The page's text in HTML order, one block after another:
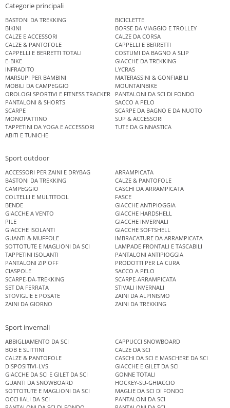
Categorie principali
BASTONI DA TREKKING
BICICLETTE
BIKINI
BORSE DA VIAGGIO E TROLLEY
CALZE E ACCESSORI
CALZE DA CORSA
CALZE & PANTOFOLE
CAPPELLI E BERRETTI
CAPPELLI E BERRETTI TOTALI
COSTUMI DA BAGNO A SLIP
E-BIKE
GIACCHE DA TREKKING
INFRADITO
LYCRAS
MARSUPI PER BAMBINI
MATERASSINI & GONFIABILI
MOBILI DA CAMPEGGIO
MOUNTAINBIKE
OROLOGI SPORTIVI E FITNESS TRACKER
PANTALONI DA SCI DI FONDO
PANTALONI & SHORTS
SACCO A PELO
SCARPE
SCARPE DA BAGNO E DA NUOTO
MONOPATTINO
SUP & ACCESSORI
TAPPETINI DA YOGA E ACCESSORI
TUTE DA GINNASTICA
ABITI E TUNICHE
Sport outdoor
ACCESSORI PER ZAINI E DRYBAG
ARRAMPICATA
BASTONI DA TREKKING
CALZE & PANTOFOLE
CAMPEGGIO
CASCHI DA ARRAMPICATA
COLTELLI E MULTITOOL
FASCE
BENDE
GIACCHE ANTIPIOGGIA
GIACCHE A VENTO
GIACCHE HARDSHELL
PILE
GIACCHE INVERNALI
GIACCHE ISOLANTI
GIACCHE SOFTSHELL
GUANTI & MUFFOLE
IMBRACATURE DA ARRAMPICATA
SOTTOTUTE E MAGLIONI DA SCI
LAMPADE FRONTALI E TASCABILI
TAPPETINI ISOLANTI
PANTALONI ANTIPIOGGIA
PANTALONI ZIP OFF
PRODOTTI PER LA CURA
CIASPOLE
SACCO A PELO
SCARPE-DA-TREKKING
SCARPE-ARRAMPICATA
SET DA FERRATA
STIVALI INVERNALI
STOVIGLIE E POSATE
ZAINI DA ALPINISMO
ZAINI DA GIORNO
ZAINI DA TREKKING
Sport invernali
ABBIGLIAMENTO DA SCI
CAPPUCCI SNOWBOARD
BOB E SLITTINI
CALZE DA SCI
CALZE & PANTOFOLE
CASCHI DA SCI E MASCHERE DA SCI
DISPOSITIVI-LVS
GIACCHE E GILET DA SCI
GIACCHE DA SCI E GILET DA SCI
GONNE TOTALI
GUANTI DA SNOWBOARD
HOCKEY-SU-GHIACCIO
SOTTOTUTE E MAGLIONI DA SCI
MAGLIE DA SCI DI FONDO
OCCHIALI DA SCI
PANTALONI DA SCI